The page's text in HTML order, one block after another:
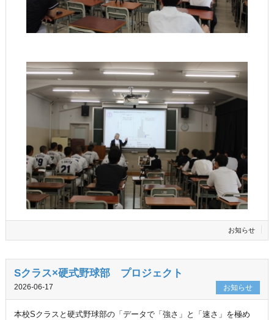
お知らせ
Sクラス×硬式野球部 プロジェクト
2026-06-17 お知らせ
本校Sクラスと硬式野球部の「データで「強さ」と「速さ」を極め